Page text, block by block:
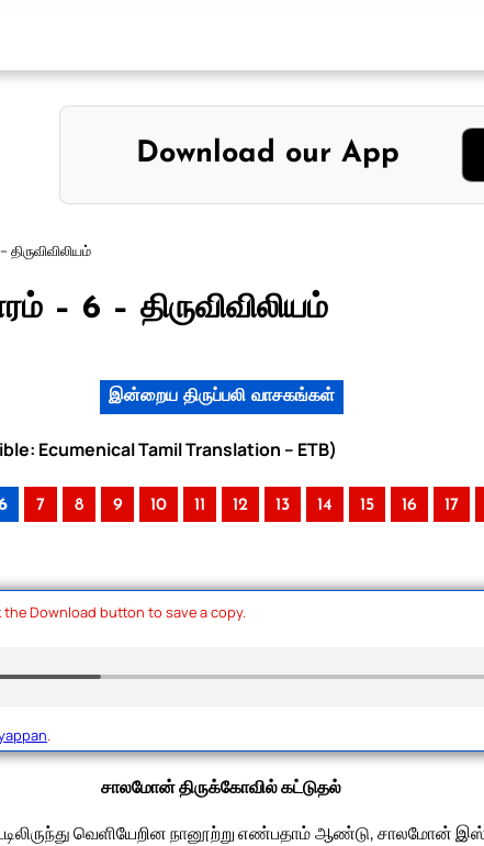
Download our App
– 6 – திருவிவிலியம்
இன்றைய திருப்பலி வாசகங்கள்
Ecumenical Tamil Translation – ETB)
7 8 9 10 11 12 13 14 15 16 17
Download button to save a copy.
.
சாலமோன் திருக்கோவில் கட்டுதல்
வெளியேறின நானூற்று எண்பதாம் ஆண்டு, சாலமோன்